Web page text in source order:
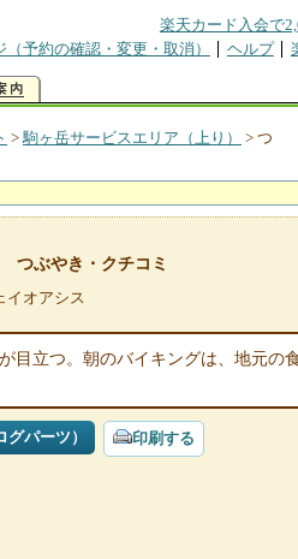
楽天カード入会で
（予約の確認・変更・取消） ヘルプ
>駒ヶ岳サービスエリア（上り） > つ
つぶやき・クチコミ
イオアシス
目立つ。朝のバイキングは、地元の
パーツ） 印刷する